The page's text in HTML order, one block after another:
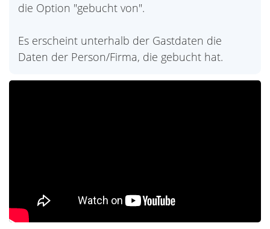
die Option "gebucht von".
Es erscheint unterhalb der Gastdaten die
Daten der Person/Firma, die gebucht hat.